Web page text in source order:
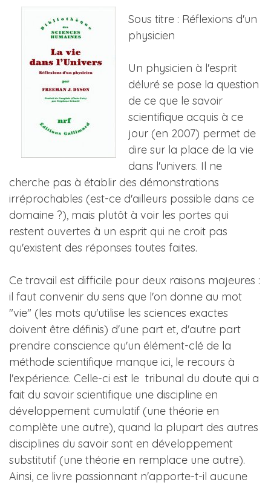
Sous titre : Réflexions d'un
physicien
Un physicien à l'esprit
déluré se pose la question
de ce que le savoir
scientifique acquis à ce
jour (en 2007) permet de
dire sur la place de la vie
dans l'univers. Il ne
cherche pas à établir des démonstrations
irréprochables (est-ce d'ailleurs possible dans ce
domaine ?), mais plutôt à voir les portes qui
restent ouvertes à un esprit qui ne croit pas
qu'existent des réponses toutes faites.
Ce travail est difficile pour deux raisons majeures :
il faut convenir du sens que l'on donne au mot
"vie" (les mots qu'utilise les sciences exactes
doivent être définis) d'une part et, d'autre part
prendre conscience qu'un élément-clé de la
méthode scientifique manque ici, le recours à
l'expérience. Celle-ci est le tribunal du doute qui a
fait du savoir scientifique une discipline en
développement cumulatif (une théorie en
complète une autre), quand la plupart des autres
disciplines du savoir sont en développement
substitutif (une théorie en remplace une autre).
Ainsi, ce livre passionnant n'apporte-t-il aucune